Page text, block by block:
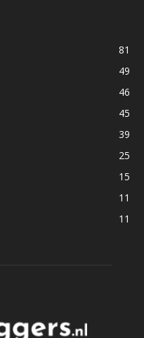
81
49
46
45
39
25
15
11
11